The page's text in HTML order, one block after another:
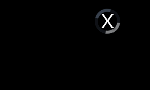
Video
Player
loading.